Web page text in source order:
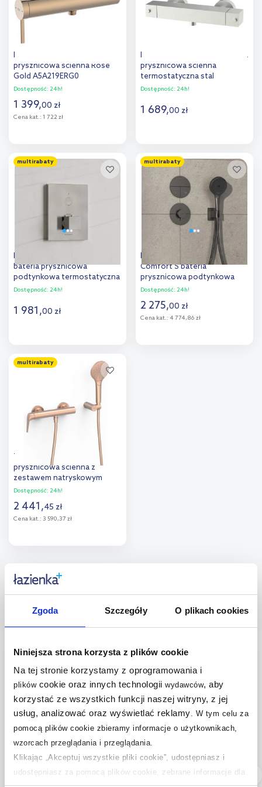
Zgoda Szczegóły O plikach cookies
Niniejsza strona korzysta z plików cookie
Na tej stronie korzystamy z oprogramowania i
plikówcookie oraz innych technologii wydawców, aby
korzystać ze wszystkich funkcji naszej witryny, z jej
usług, analizować oraz wyświetlać reklamy. W tym celu za
pomocą plików cookie zbieramy informacje o użytkownikach,
wzorcach przeglądania i przeglądania.
Klikając „Akceptuj wszystkie pliki cookie”, udostępniasz i
udostępniasz za pomocą plików cookie, zebrane informacje dla
Roca Ona bateria
prysznicowa ścienna Rose
Gold A5A219ERG0
Dostępność: 24h!
1 399,00 zł
Cena kat.: 1 722 zł
Dodaj do
porównania
Kronenbach Quara 3.0 bateria
prysznicowa ścienna
termostatyczna stal
KB100362C15
Dostępność: 24h!
1 689,00 zł
Dodaj do
porównania
multirabaty
Kronenbach Smart Push
bateria prysznicowa
podtynkowa termostatyczna
stal 19046001ES
Dostępność: 24h!
1 981,00 zł
Dodaj do
multirabaty
Hansgrohe ShowerSelect
Comfort S bateria
prysznicowa podtynkowa
termostatyczna czarny
15559340
Dostępność: 24h!
2 275,00 zł
Cena kat.: 4 774,86 zł
multirabaty
Tres Fuji bateria bateria
prysznicowa ścienna z
zestawem natryskowym
różowe złoto mat
Dostępność: 24h!
2 441,45 zł
Cena kat.: 3 590,37 zł
porównania
multirabaty
Dostępność: 24h!
multirabaty
Dostępność:24h!